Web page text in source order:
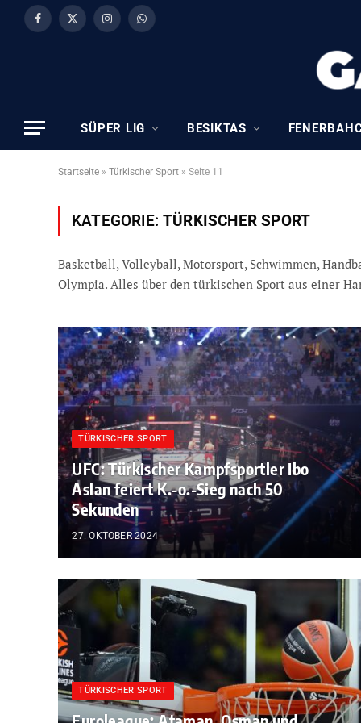
Facebook
X
InstagramWhatsApp
SÜPER LIG BESIKTAS
Startseite » Türkischer Sport » Seite 11
KATEGORIE:TÜRKISCHER SPORT
Basketball, Volleyball, Motorsport, Schwimmen,
Olympia. Alles über den türkischen Sport aus einer
TÜRKISCHER SPORT
UFC: Türkischer Kampfsportler Ibo
Aslan feiert K.-o.-Sieg nach 50
Sekunden
27. OKTOBER 2024
TÜRKISCHER SPORT